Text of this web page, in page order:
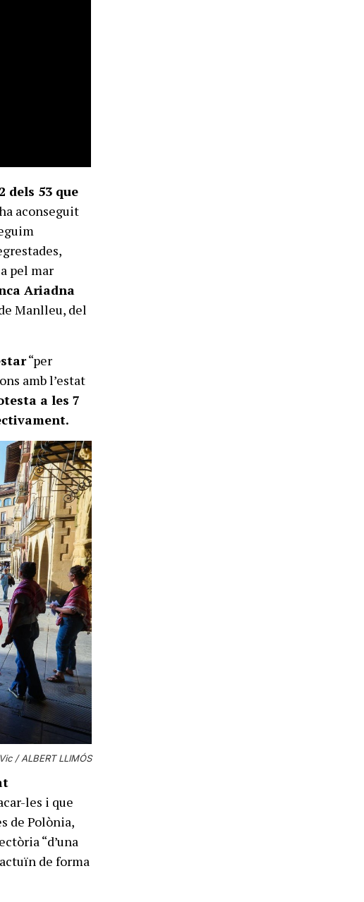
dels 53 que
aconseguit
pel mar
Ariadna
Manlleu, del
“per
amb l’estat
a les 7
/ ALBERT LLIMÓS
les i que
de Polònia,
“d’una
de forma